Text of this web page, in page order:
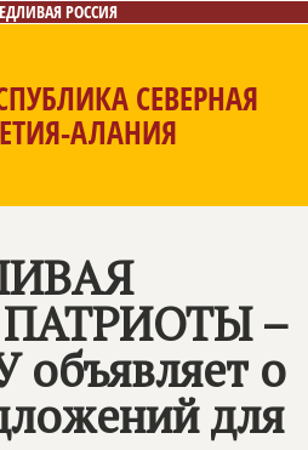
РОССИЯ
СЕВЕРНАЯ
АЛАНИЯ
–
о
для